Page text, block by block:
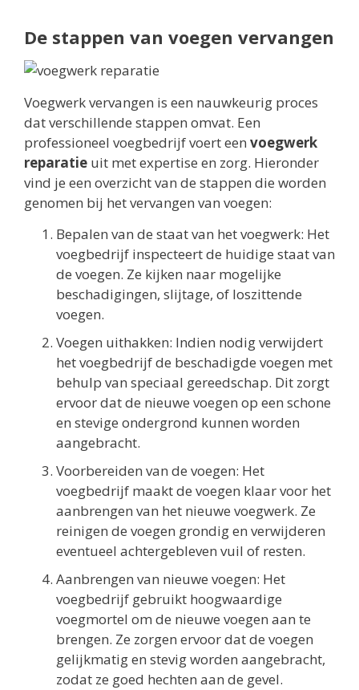
De stappen van voegen vervangen
Voegwerk vervangen is een nauwkeurig proces
dat verschillende stappen omvat. Een
professioneel voegbedrijf voert een voegwerk
reparatie uit met expertise en zorg. Hieronder
vind je een overzicht van de stappen die worden
genomen bij het vervangen van voegen:
Bepalen van de staat van het voegwerk: Het
voegbedrijf inspecteert de huidige staat van
de voegen. Ze kijken naar mogelijke
beschadigingen, slijtage, of loszittende
voegen.
Voegen uithakken: Indien nodig verwijdert
het voegbedrijf de beschadigde voegen met
behulp van speciaal gereedschap. Dit zorgt
ervoor dat de nieuwe voegen op een schone
en stevige ondergrond kunnen worden
aangebracht.
Voorbereiden van de voegen: Het
voegbedrijf maakt de voegen klaar voor het
aanbrengen van het nieuwe voegwerk. Ze
reinigen de voegen grondig en verwijderen
eventueel achtergebleven vuil of resten.
Aanbrengen van nieuwe voegen: Het
voegbedrijf gebruikt hoogwaardige
voegmortel om de nieuwe voegen aan te
brengen. Ze zorgen ervoor dat de voegen
gelijkmatig en stevig worden aangebracht,
zodat ze goed hechten aan de gevel.